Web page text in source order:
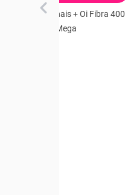
Oi TV 132 Canais + Oi Fibra 400
Mega